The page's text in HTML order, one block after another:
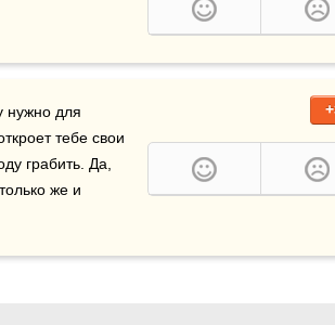
нужно для
тебе свои
грабить. Да,
же и